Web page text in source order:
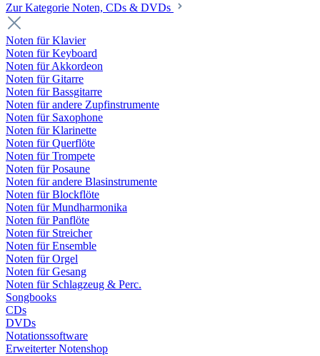
Zur Kategorie Noten, CDs & DVDs
Noten für Klavier
Noten für Keyboard
Noten für Akkordeon
Noten für Gitarre
Noten für Bassgitarre
Noten für andere Zupfinstrumente
Noten für Saxophone
Noten für Klarinette
Noten für Querflöte
Noten für Trompete
Noten für Posaune
Noten für andere Blasinstrumente
Noten für Blockflöte
Noten für Mundharmonika
Noten für Panflöte
Noten für Streicher
Noten für Ensemble
Noten für Orgel
Noten für Gesang
Noten für Schlagzeug & Perc.
Songbooks
CDs
DVDs
Notationssoftware
Erweiterter Notenshop